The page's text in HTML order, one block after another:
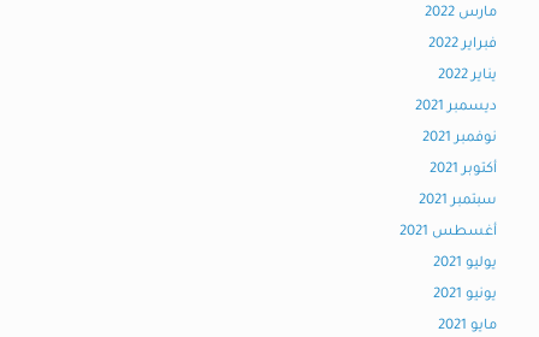
مارس 2022
فبراير 2022
يناير 2022
ديسمبر 2021
نوفمبر 2021
أكتوبر 2021
سبتمبر 2021
أغسطس 2021
يوليو 2021
يونيو 2021
مايو 2021